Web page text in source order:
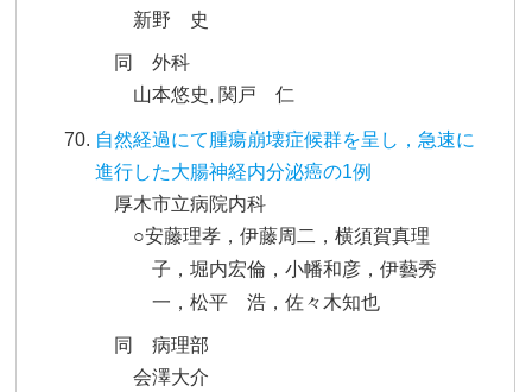
新野 史
同 外科
山本悠史, 関戸 仁
自然経過にて腫瘍崩壊症候群を呈し，急速に
進行した大腸神経内分泌癌の1例
厚木市立病院内科
○安藤理孝，伊藤周二，横須賀真理
子，堀内宏倫，小幡和彦，伊藝秀
一，松平 浩，佐々木知也
同 病理部
会澤大介